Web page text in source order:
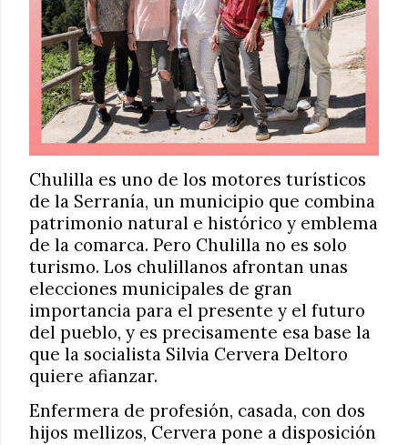
Chulilla es uno de los motores turísticos
de la Serranía, un municipio que combina
patrimonio natural e histórico y emblema
de la comarca. Pero Chulilla no es solo
turismo. Los chulillanos afrontan unas
elecciones municipales de gran
importancia para el presente y el futuro
del pueblo, y es precisamente esa base la
que la socialista Silvia Cervera Deltoro
quiere afianzar.
Enfermera de profesión, casada, con dos
hijos mellizos, Cervera pone a disposición